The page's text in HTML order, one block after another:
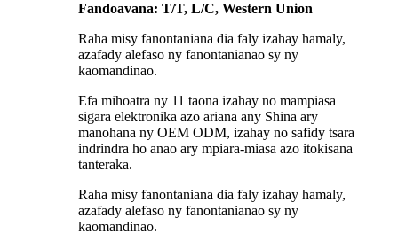
Fandoavana: T/T, L/C, Western Union
Raha misy fanontaniana dia faly izahay hamaly,
azafady alefaso ny fanontanianao sy ny
kaomandinao.
Efa mihoatra ny 11 taona izahay no mampiasa
sigara elektronika azo ariana any Shina ary
manohana ny OEM ODM, izahay no safidy tsara
indrindra ho anao ary mpiara-miasa azo itokisana
tanteraka.
Raha misy fanontaniana dia faly izahay hamaly,
azafady alefaso ny fanontanianao sy ny
kaomandinao.